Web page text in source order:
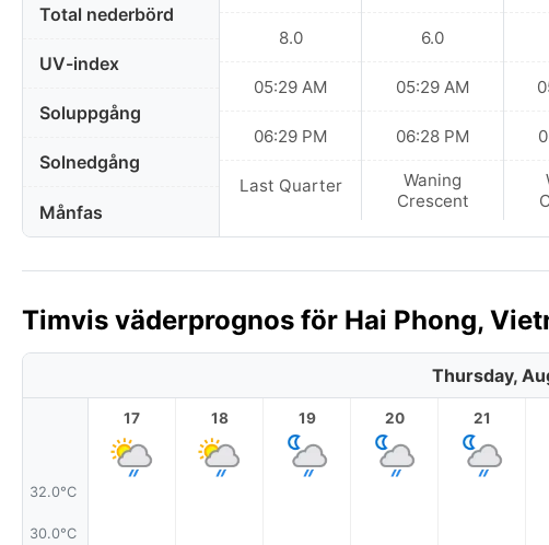
Total nederbörd
UV-index
Soluppgång
Solnedgång
Månfas
8.0
05:29 AM
06:29 PM
Last Quarter
6.0
05:29 AM
06:28 PM
Waning
Crescent
Timvis väderprognos för Hai Phong,
Thursday,
32.0°C
30.0°C
17 18 19 20 21